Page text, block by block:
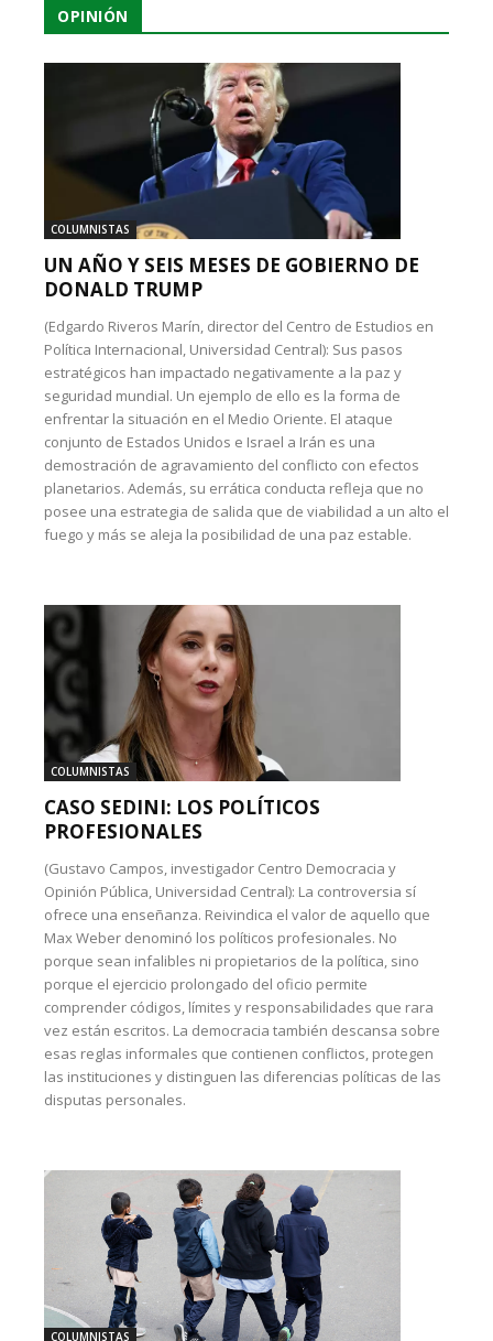
OPINIÓN
COLUMNISTAS
UN AÑO Y SEIS MESES DE GOBIERNO DE
DONALD TRUMP
(Edgardo Riveros Marín, director del Centro de Estudios en
Política Internacional, Universidad Central): Sus pasos
estratégicos han impactado negativamente a la paz y
seguridad mundial. Un ejemplo de ello es la forma de
enfrentar la situación en el Medio Oriente. El ataque
conjunto de Estados Unidos e Israel a Irán es una
demostración de agravamiento del conflicto con efectos
planetarios. Además, su errática conducta refleja que no
posee una estrategia de salida que de viabilidad a un alto el
fuego y más se aleja la posibilidad de una paz estable.
COLUMNISTAS
CASO SEDINI: LOS POLÍTICOS
PROFESIONALES
(Gustavo Campos, investigador Centro Democracia y
Opinión Pública, Universidad Central): La controversia sí
ofrece una enseñanza. Reivindica el valor de aquello que
Max Weber denominó los políticos profesionales. No
porque sean infalibles ni propietarios de la política, sino
porque el ejercicio prolongado del oficio permite
comprender códigos, límites y responsabilidades que rara
vez están escritos. La democracia también descansa sobre
esas reglas informales que contienen conflictos, protegen
las instituciones y distinguen las diferencias políticas de las
disputas personales.
COLUMNISTAS